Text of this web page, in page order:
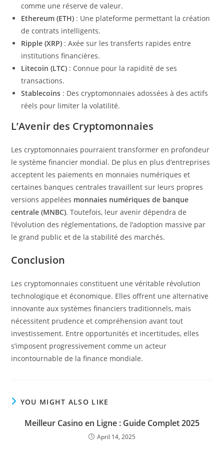
comme une réserve de valeur.
Ethereum (ETH) : Une plateforme permettant la création
de contrats intelligents.
Ripple (XRP) : Axée sur les transferts rapides entre
institutions financières.
Litecoin (LTC) : Connue pour la rapidité de ses
transactions.
Stablecoins : Des cryptomonnaies adossées à des actifs
réels pour limiter la volatilité.
L’Avenir des Cryptomonnaies
Les cryptomonnaies pourraient transformer en profondeur
le système financier mondial. De plus en plus d’entreprises
acceptent les paiements en monnaies numériques et
certaines banques centrales travaillent sur leurs propres
versions appelées monnaies numériques de banque
centrale (MNBC). Toutefois, leur avenir dépendra de
l’évolution des réglementations, de l’adoption massive par
le grand public et de la stabilité des marchés.
Conclusion
Les cryptomonnaies constituent une véritable révolution
technologique et économique. Elles offrent une alternative
innovante aux systèmes financiers traditionnels, mais
nécessitent prudence et compréhension avant tout
investissement. Entre opportunités et incertitudes, elles
s’imposent progressivement comme un acteur
incontournable de la finance mondiale.
YOU MIGHT ALSO LIKE
Meilleur Casino en Ligne : Guide Complet 2025
April 14, 2025